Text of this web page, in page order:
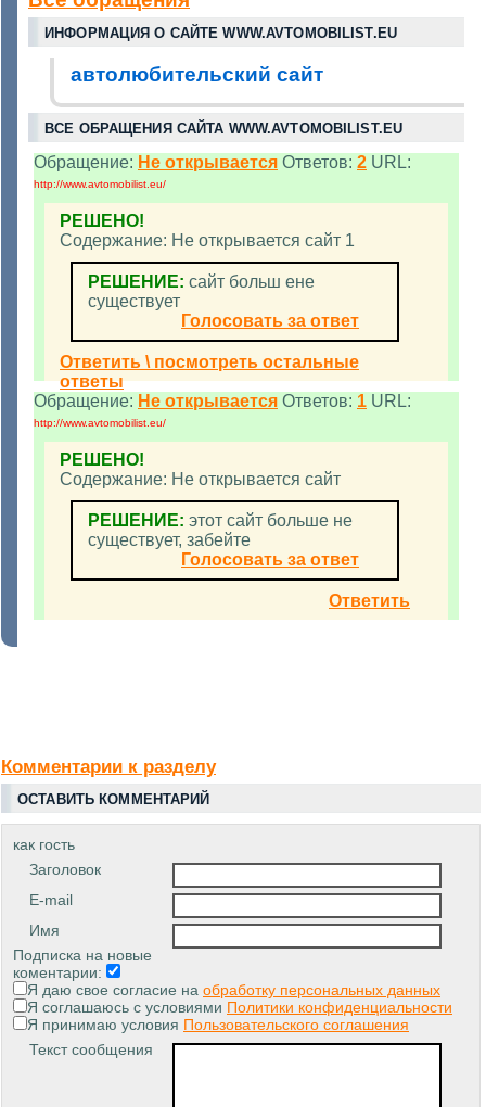
ИНФОРМАЦИЯ О САЙТЕ WWW.AVTOMOBILIST.EU
автолюбительский сайт
ВСЕ ОБРАЩЕНИЯ САЙТА WWW.AVTOMOBILIST.EU
Обращение: Не открывается Ответов: 2 URL:
http://www.avtomobilist.eu/
РЕШЕНО!
Содержание: Не открывается сайт 1
РЕШЕНИЕ: сайт больш ене
существует
Голосовать за ответ
Ответить \ посмотреть остальные
ответы
Обращение: Не открывается Ответов: 1 URL:
http://www.avtomobilist.eu/
РЕШЕНО!
Содержание: Не открывается сайт
РЕШЕНИЕ: этот сайт больше не
существует, забейте
Голосовать за ответ
Ответить
Комментарии к разделу
ОСТАВИТЬ КОММЕНТАРИЙ
как гость
Заголовок
E-mail
Имя
Подписка на новые
коментарии:
Я даю свое согласие на обработку персональных данных
Я соглашаюсь с условиями Политики конфиденциальности
Я принимаю условия Пользовательского соглашения
Текст сообщения